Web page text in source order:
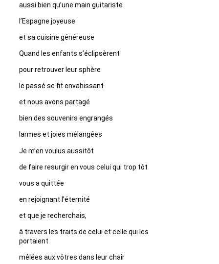
aussi bien qu’une main guitariste
l’Espagne joyeuse
et sa cuisine généreuse
Quand les enfants s’éclipsèrent
pour retrouver leur sphère
le passé se fit envahissant
et nous avons partagé
bien des souvenirs engrangés
larmes et joies mélangées
Je m’en voulus aussitôt
de faire resurgir en vous celui qui trop tôt
vous a quittée
en rejoignant l’éternité
et que je recherchais,
à travers les traits de celui et celle qui les
portaient
mêlées aux vôtres dans leur chair